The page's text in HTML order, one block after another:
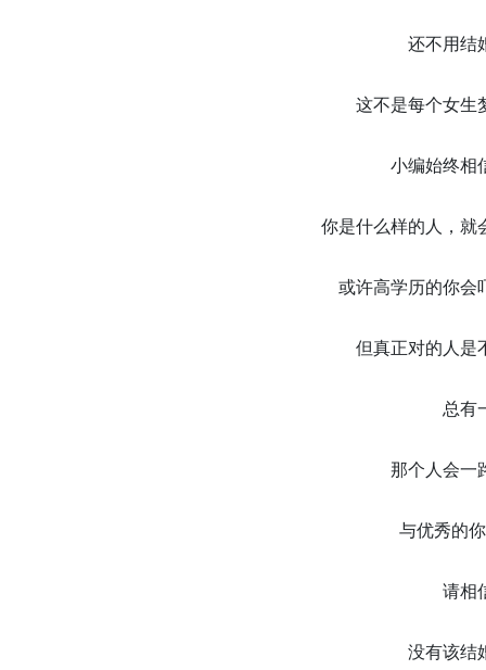
还不用结
这不是每个女生
小编始终相
你是什么样的人，就
或许高学历的你会
但真正对的人是
总有
那个人会一
与优秀的
请相
没有该结